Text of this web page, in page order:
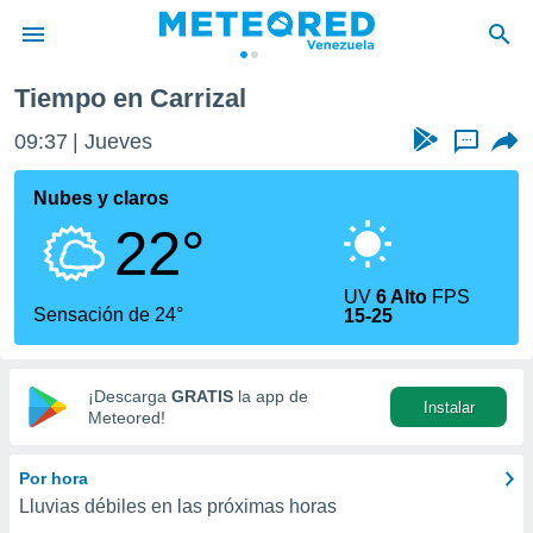
de
ha
calidad.
a este
las
y
digital
basada
Tiempo en Carrizal
09:37 Jueves ...
Nubes y claros
22°
Sensación de 24°
UV6 Alto FPS
15-25
¡Descarga GRATIS la app de
Meteored!
Instalar
Por hora
Lluvias débiles en las próximas horas